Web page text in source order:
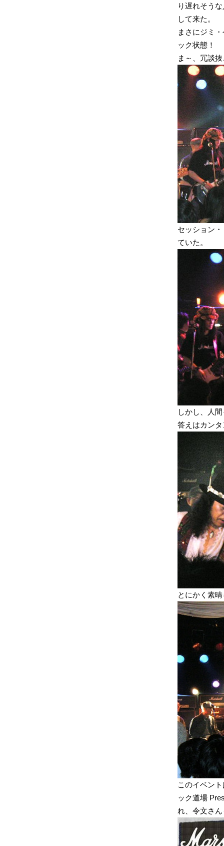
り遅れそう
して来た。
まさにジミ
ック状態！
ま～、冗談
セッション
ていた。
しかし、人
答えはカン
とにかく素
このイベン
ック道場
れ、令文さ